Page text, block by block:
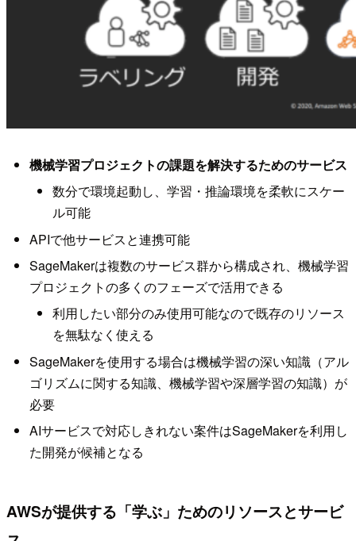
機械学習プロジェクトの課題を解決するためのサービス
数分で環境起動し、学習・推論環境を柔軟にスケー
ル可能
APIで他サービスと連携可能
SageMakerは複数のサービス群から構成され、機械学習
プロジェクトの多くのフェーズで活用できる
利用したい部分のみ使用可能なので既存のリソース
を無駄なく使える
SageMakerを使用する場合は機械学習の深い知識（アル
ゴリズムに関する知識、機械学習や深層学習の知識）が
必要
AIサービスで対応しきれない案件はSageMakerを利用し
た開発が候補となる
AWSが提供する「学ぶ」ためのリソースとサービ